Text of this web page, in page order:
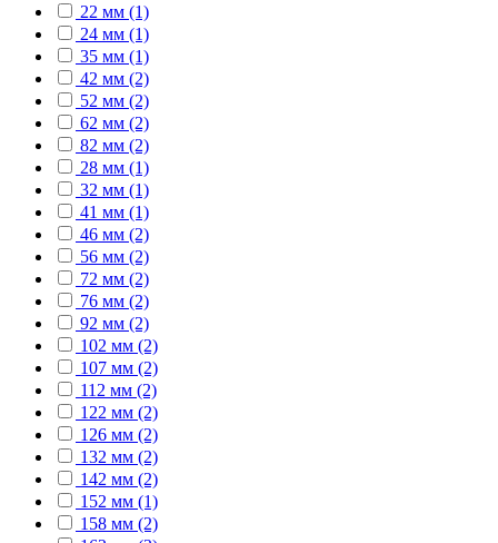
22 мм (1)
24 мм (1)
35 мм (1)
42 мм (2)
52 мм (2)
62 мм (2)
82 мм (2)
28 мм (1)
32 мм (1)
41 мм (1)
46 мм (2)
56 мм (2)
72 мм (2)
76 мм (2)
92 мм (2)
102 мм (2)
107 мм (2)
112 мм (2)
122 мм (2)
126 мм (2)
132 мм (2)
142 мм (2)
152 мм (1)
158 мм (2)